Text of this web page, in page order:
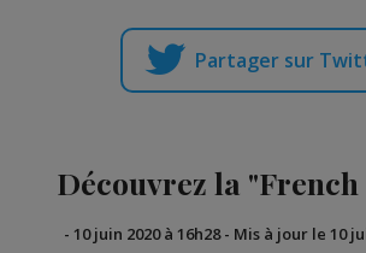
Partager sur
Découvrez la "French
- 10 juin 2020 à 16h28- Mis à jour le 10